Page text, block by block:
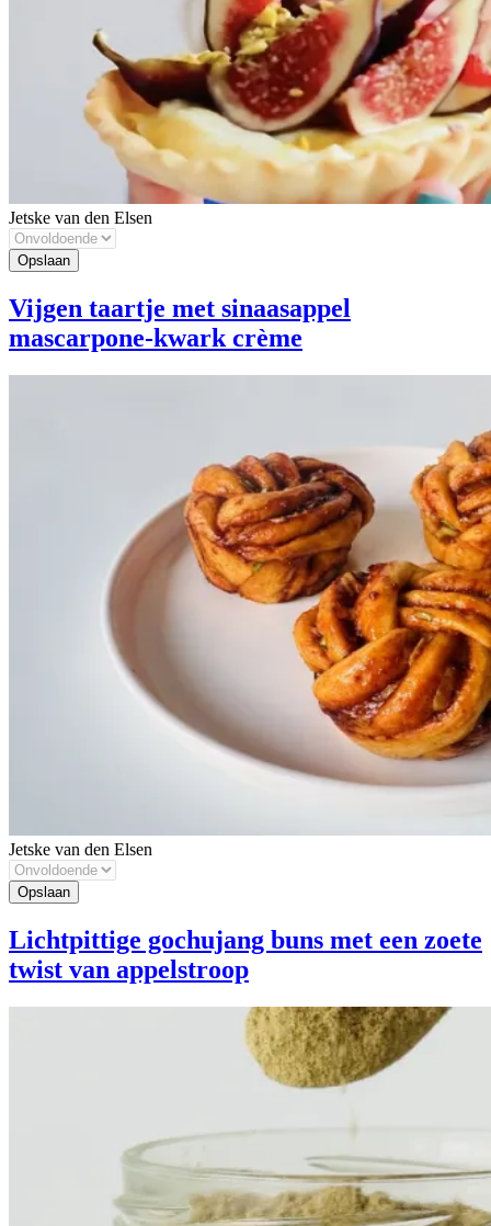
Jetske van den Elsen
Vijgen taartje met sinaasappel
mascarpone-kwark crème
Jetske van den Elsen
Lichtpittige gochujang buns met een zoete
twist van appelstroop